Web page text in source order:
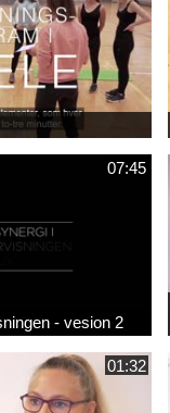
07:45
- vesion 2
01:32